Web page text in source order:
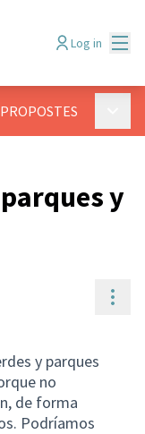
Log in
PROPOSTES
y
y parques
no
de forma
Podríamos